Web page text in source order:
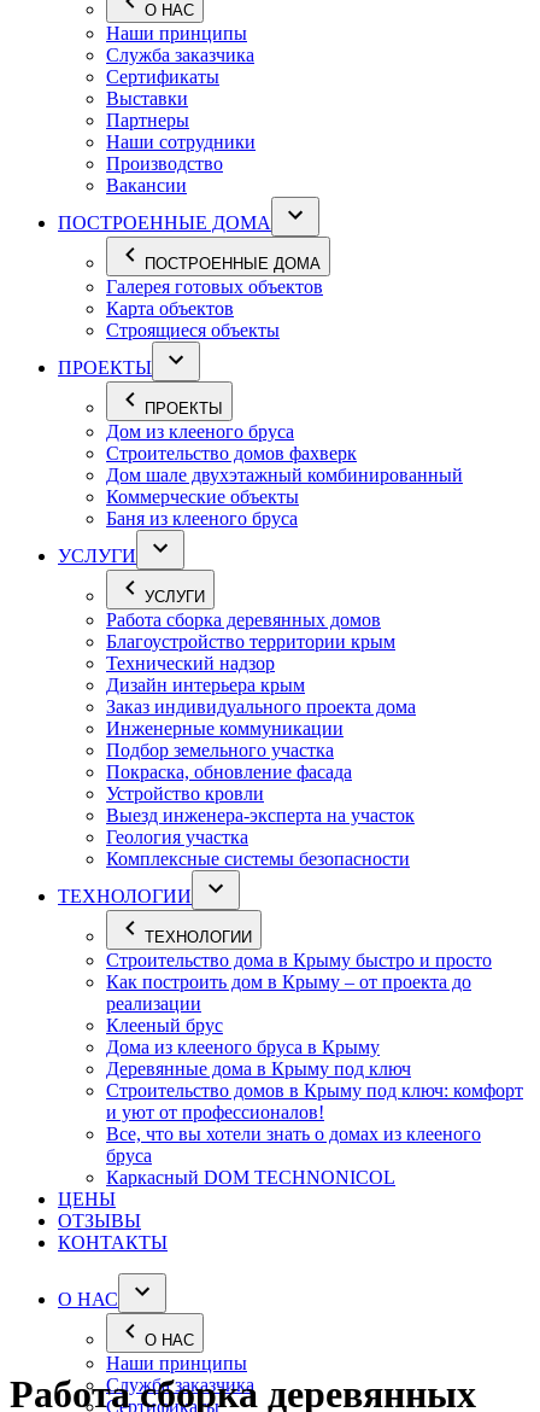
О НАС
Наши принципы
Служба заказчика
Сертификаты
Выставки
Партнеры
Наши сотрудники
Производство
Вакансии
ПОСТРОЕННЫЕ ДОМА
ПОСТРОЕННЫЕ ДОМА
Галерея готовых объектов
Карта объектов
Строящиеся объекты
ПРОЕКТЫ
ПРОЕКТЫ
Дом из клееного бруса
Строительство домов фахверк
Дом шале двухэтажный комбинированный
Коммерческие объекты
Баня из клееного бруса
УСЛУГИ
УСЛУГИ
Работа сборка деревянных домов
Благоустройство территории крым
Технический надзор
Дизайн интерьера крым
Заказ индивидуального проекта дома
Инженерные коммуникации
Подбор земельного участка
Покраска, обновление фасада
Устройство кровли
Выезд инженера-эксперта на участок
Геология участка
Комплексные системы безопасности
ТЕХНОЛОГИИ
ТЕХНОЛОГИИ
Строительство дома в Крыму быстро и просто
Как построить дом в Крыму – от проекта до
реализации
Клееный брус
Дома из клееного бруса в Крыму
Деревянные дома в Крыму под ключ
Строительство домов в Крыму под ключ: комфорт
и уют от профессионалов!
Все, что вы хотели знать о домах из клееного
бруса
Каркасный DOM TECHNONICOL
ЦЕНЫ
ОТЗЫВЫ
КОНТАКТЫ
О НАС
О НАС
Наши принципы
Служба заказчика
Сертификаты
Работа сборка деревянных